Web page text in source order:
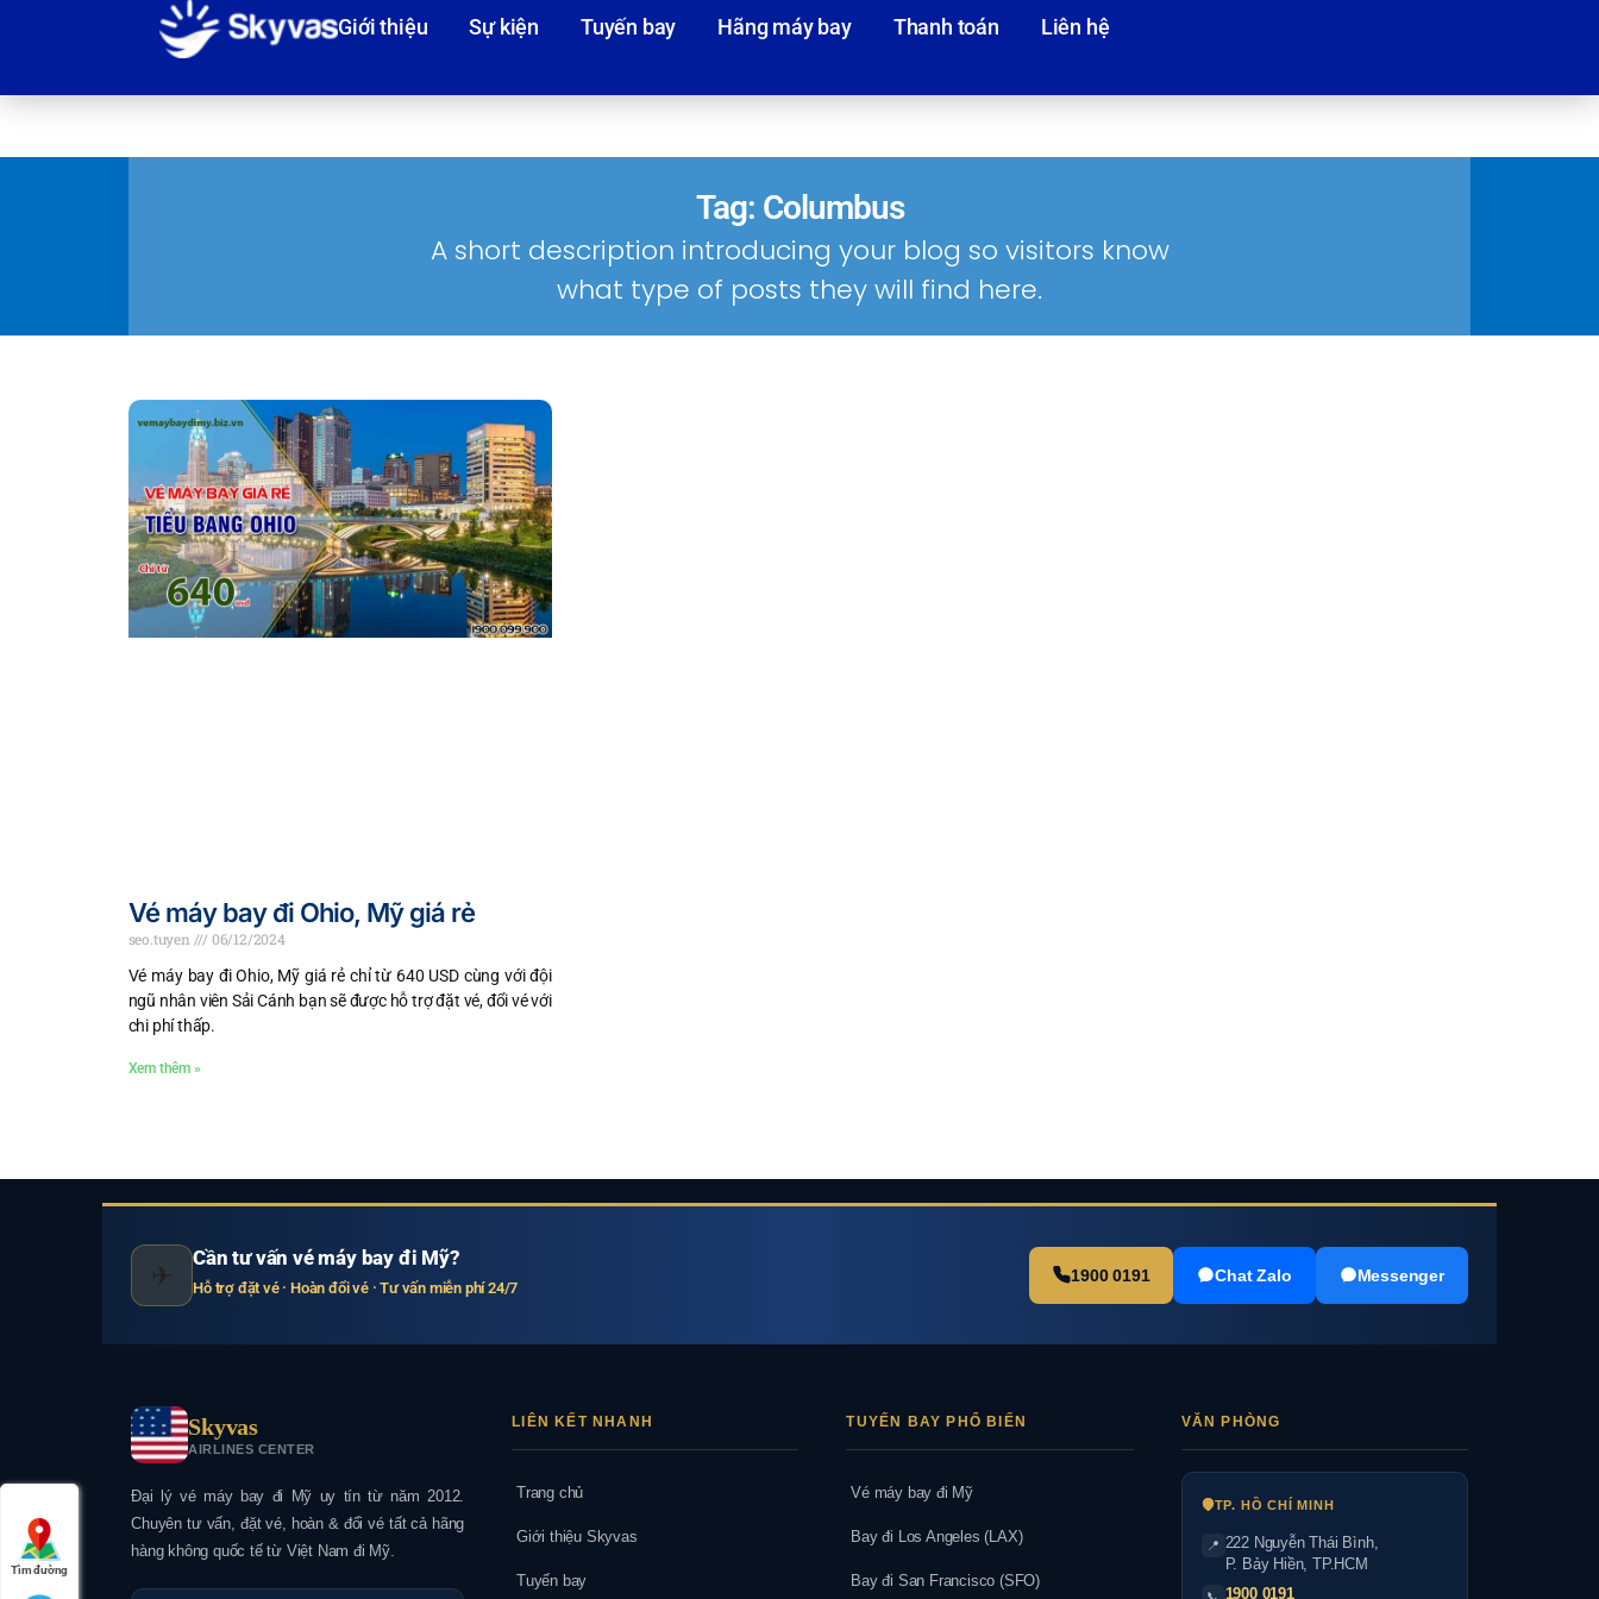
Giới thiệu Sự kiện Tuyến bay Hãng máy bay Thanh toán Liên hệ
Tag: Columbus
A short description introducing your blog so visitors know
what type of posts they will find here.
Vé máy bay đi Ohio, Mỹ giá rẻ
seo.tuyen
06/12/2024
Vé máy bay đi Ohio, Mỹ giá rẻ chỉ từ 640 USD cùng với đội
ngũ nhân viên Sải Cánh bạn sẽ được hỗ trợ đặt vé, đổi vé với
chi phí thấp.
Xem thêm »
✈
Cần tư vấn vé máy bay đi Mỹ?
Hỗ trợ đặt vé · Hoàn đổi vé · Tư vấn miễn phí 24/7
1900 0191 Chat Zalo Messenger
Skyvas
AIRLINES CENTER
Đại lý vé máy bay đi Mỹ uy tín từ năm 2012.
Chuyên tư vấn, đặt vé, hoàn & đổi vé tất cả hãng
hàng không quốc tế từ Việt Nam đi Mỹ.
LIÊN KẾT NHANH
Trang chủ
Giới thiệu Skyvas
Tuyến bay
TUYẾN BAY PHỔ BIẾN
Vé máy bay đi Mỹ
Bay đi Los Angeles (LAX)
Bay đi San Francisco (SFO)
VĂN PHÒNG
TP. HỒ CHÍ MINH
📍 222 Nguyễn Thái Bình,
P. Bảy Hiền, TP.HCM
1900 0191
Tìm đường